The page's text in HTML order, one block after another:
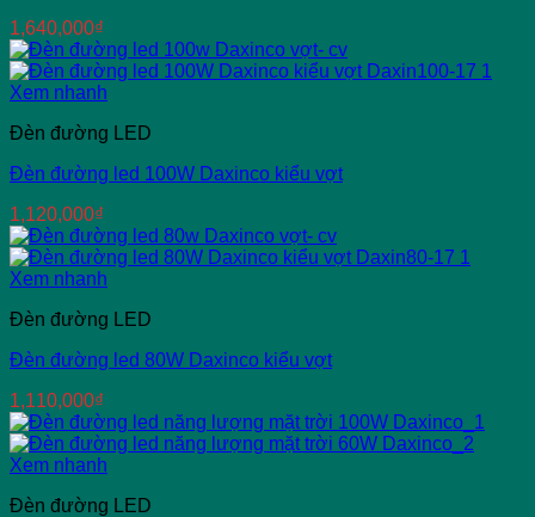
1,640,000₫
Xem nhanh
Đèn đường LED
Đèn đường led 100W Daxinco kiểu vợt
1,120,000₫
Xem nhanh
Đèn đường LED
Đèn đường led 80W Daxinco kiểu vợt
1,110,000₫
Xem nhanh
Đèn đường LED